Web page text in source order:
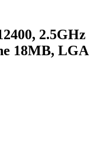
2.5GHz
18MB, LGA